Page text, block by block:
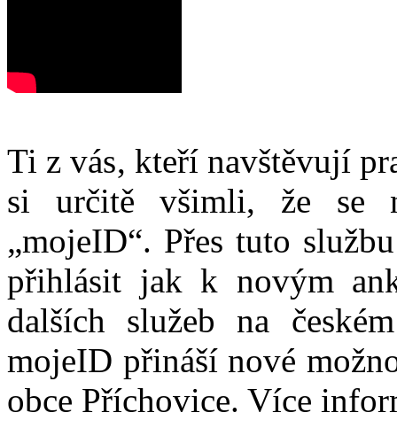
Ti z vás, kteří navštěvují
si určitě všimli, že se
„mojeID“. Přes tuto
přihlásit jak k novým
dalších služeb na
mojeID přináší nové
obce Příchovice. Více